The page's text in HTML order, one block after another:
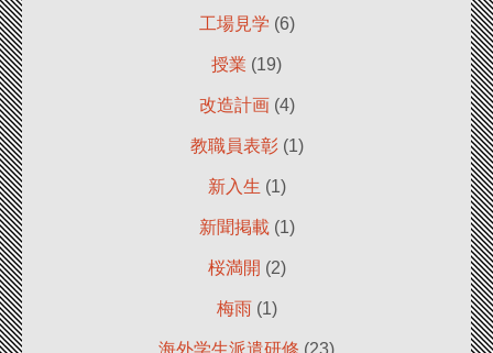
工場見学 (6)
授業 (19)
改造計画(4)
教職員表彰(1)
新入生 (1)
新聞掲載 (1)
桜満開 (2)
梅雨(1)
海外学生派遣研修 (23)